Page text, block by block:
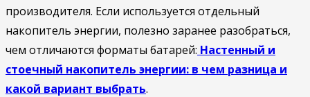
производителя. Если используется отдельный
накопитель энергии, полезно заранее разобраться,
чем отличаются форматы батарей: Настенный и
стоечный накопитель энергии: в чем разница и
какой вариант выбрать.